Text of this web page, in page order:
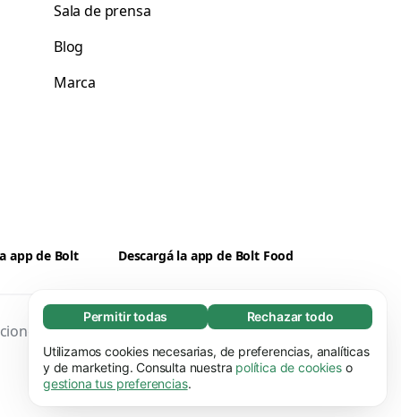
Necesarias (65)
Las cookies necesarias ayudan a que nuestra
página web funcione correctamente, pues
hace posible que se lleven a cabo funciones
Más información
Permitir todas Rechazar todo
Utilizamos cookies necesarias, de preferencias, analíticas
y de marketing. Consulta nuestra política de cookieso
gestiona tus preferencias.
Sala de prensa
Blog
Marca
app de Bolt Descargá la app de Bolt Food
Privacidad Cookies Seguridad